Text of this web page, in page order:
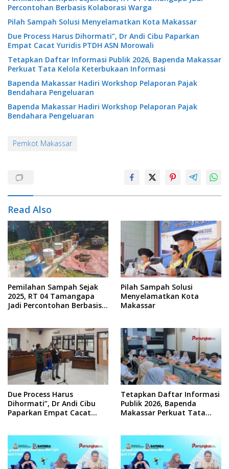
Percontohan Berbasis Kolaborasi Warga
Pilah Sampah Solusi Menyelamatkan Kota Makassar
Due Process Harus Dihormati”, Dr Andi Cibu Paparkan
Empat Cacat Yuridis PTDH ASN Morowali
Tetapkan Daftar Informasi Publik 2026, Bapenda Makassar
Perkuat Tata Kelola Keterbukaan Informasi
Bapenda Makassar Hadiri Workshop Pelaporan Pajak
Bendahara Pengeluaran
Bapenda Makassar Hadiri Workshop Pelaporan Pajak
Bendahara Pengeluaran
Pemkot Makassar
Read Also
Pemilahan Sampah Sejak
2025, RT 04 Tamangapa
Jadi Percontohan Berbasis
Pilah Sampah Solusi
Menyelamatkan Kota
Makassar
Due Process Harus
Dihormati”, Dr Andi Cibu
Paparkan Empat Cacat
Tetapkan Daftar Informasi
Publik 2026, Bapenda
Makassar Perkuat Tata